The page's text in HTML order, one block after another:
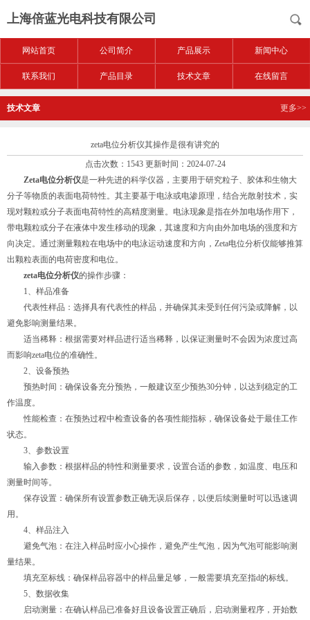
上海倍蓝光电科技有限公司
网站首页 公司简介 产品展示 新闻中心
联系我们 产品目录 技术文章 在线留言
技术文章 更多>>
zeta电位分析仪其操作是很有讲究的
点击次数：1543 更新时间：2024-07-24
Zeta电位分析仪是一种先进的科学仪器，主要用于研究粒子、胶体和生物大
分子等物质的表面电荷特性。其主要基于电泳或电渗原理，结合光散射技术，实
现对颗粒或分子表面电荷特性的高精度测量。电泳现象是指在外加电场作用下，
带电颗粒或分子在液体中发生移动的现象，其速度和方向由外加电场的强度和方
向决定。通过测量颗粒在电场中的电泳运动速度和方向，Zeta电位分析仪能够推算
出颗粒表面的电荷密度和电位。
zeta电位分析仪的操作步骤：
1、样品准备
代表性样品：选择具有代表性的样品，并确保其未受到任何污染或降解，以
避免影响测量结果。
适当稀释：根据需要对样品进行适当稀释，以保证测量时不会因为浓度过高
而影响zeta电位的准确性。
2、设备预热
预热时间：确保设备充分预热，一般建议至少预热30分钟，以达到稳定的工
作温度。
性能检查：在预热过程中检查设备的各项性能指标，确保设备处于最佳工作
状态。
3、参数设置
输入参数：根据样品的特性和测量要求，设置合适的参数，如温度、电压和
测量时间等。
保存设置：确保所有设置参数正确无误后保存，以便后续测量时可以迅速调
用。
4、样品注入
避免气泡：在注入样品时应小心操作，避免产生气泡，因为气泡可能影响测
量结果。
填充至标线：确保样品容器中的样品量足够，一般需要填充至指d的标线。
5、数据收集
启动测量：在确认样品已准备好且设备设置正确后，启动测量程序，开始数